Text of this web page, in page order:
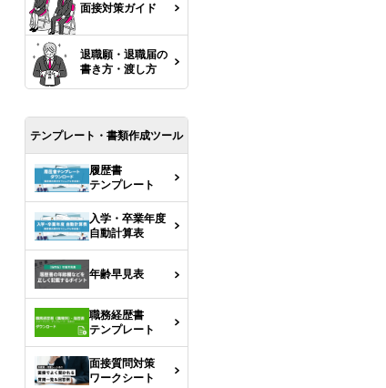
面接対策ガイド
退職願・退職届の
書き方・渡し方
テンプレート・書類作成ツール
履歴書
テンプレート
入学・卒業年度
自動計算表
年齢早見表
職務経歴書
テンプレート
面接質問対策
ワークシート